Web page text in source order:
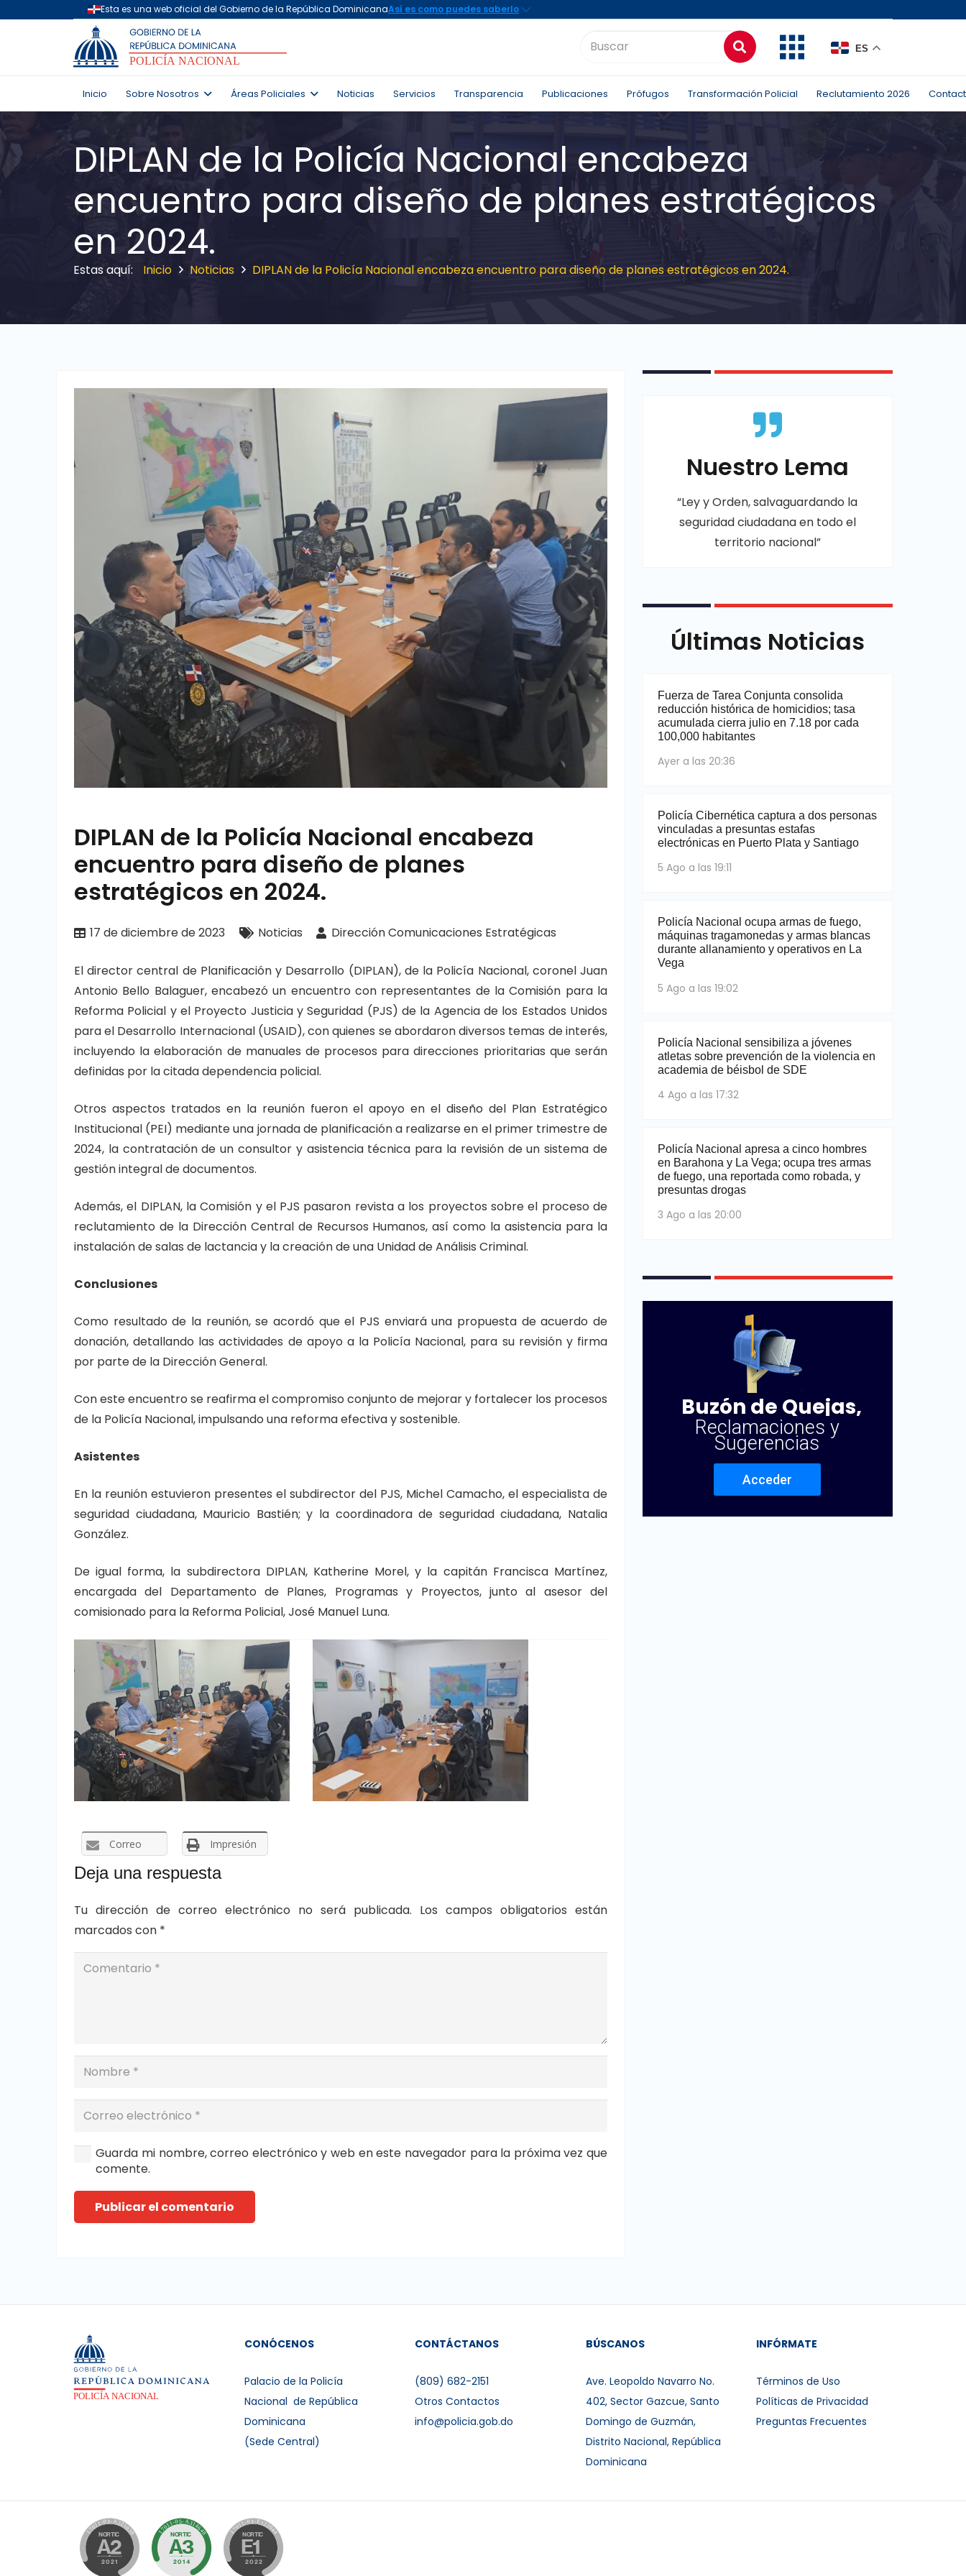
ES
Inicio Sobre Nosotros Áreas Policiales Noticias Servicios Transparencia Publicaciones Prófugos Transformación Policial Reclutamiento 2026
DIPLAN de la Policía Nacional encabeza
encuentro para diseño de planes estratégicos
en 2024.
Inicio Noticias DIPLAN de la Policía Nacional encabeza encuentro para diseño de planes estratégicos en 2024.
DIPLAN de la Policía Nacional encabeza
encuentro para diseño de planes
estratégicos en 2024.
17 de diciembre de 2023 Noticias Dirección Comunicaciones Estratégicas
El director central de Planificación y Desarrollo (DIPLAN), de la Policía Nacional, coronel Juan
Antonio Bello Balaguer, encabezó un encuentro con representantes de la Comisión para la
Reforma Policial y el Proyecto Justicia y Seguridad (PJS) de la Agencia de los Estados Unidos
para el Desarrollo Internacional (USAID), con quienes se abordaron diversos temas de interés,
incluyendo la elaboración de manuales de procesos para direcciones prioritarias que serán
definidas por la citada dependencia policial.
Otros aspectos tratados en la reunión fueron el apoyo en el diseño del Plan Estratégico
Institucional (PEI) mediante una jornada de planificación a realizarse en el primer trimestre de
2024, la contratación de un consultor y asistencia técnica para la revisión de un sistema de
gestión integral de documentos.
Además, el DIPLAN, la Comisión y el PJS pasaron revista a los proyectos sobre el proceso de
reclutamiento de la Dirección Central de Recursos Humanos, así como la asistencia para la
instalación de salas de lactancia y la creación de una Unidad de Análisis Criminal.
Conclusiones
Como resultado de la reunión, se acordó que el PJS enviará una propuesta de acuerdo de
donación, detallando las actividades de apoyo a la Policía Nacional, para su revisión y firma
por parte de la Dirección General.
Con este encuentro se reafirma el compromiso conjunto de mejorar y fortalecer los procesos
de la Policía Nacional, impulsando una reforma efectiva y sostenible.
Asistentes
En la reunión estuvieron presentes el subdirector del PJS, Michel Camacho, el especialista de
seguridad ciudadana, Mauricio Bastién; y la coordinadora de seguridad ciudadana, Natalia
González.
De igual forma, la subdirectora DIPLAN, Katherine Morel, y la capitán Francisca Martínez,
encargada del Departamento de Planes, Programas y Proyectos, junto al asesor del
comisionado para la Reforma Policial, José Manuel Luna.
Correo Impresión
Deja una respuesta
Tu dirección de correo electrónico no será publicada. Los campos obligatorios están
marcados con *
Guarda mi nombre, correo electrónico y web en este navegador para la próxima vez que
comente.
Publicar el comentario
Nuestro Lema
“Ley y Orden, salvaguardando la
seguridad ciudadana en todo el
territorio nacional”
Últimas Noticias
Fuerza de Tarea Conjunta consolida
reducción histórica de homicidios; tasa
acumulada cierra julio en 7.18 por cada
100,000 habitantes
Ayer a las 20:36
Policía Cibernética captura a dos personas
vinculadas a presuntas estafas
electrónicas en Puerto Plata y Santiago
5 Ago a las 19:11
Policía Nacional ocupa armas de fuego,
máquinas tragamonedas y armas blancas
durante allanamiento y operativos en La
Vega
5 Ago a las 19:02
Policía Nacional sensibiliza a jóvenes
atletas sobre prevención de la violencia en
academia de béisbol de SDE
4 Ago a las 17:32
Policía Nacional apresa a cinco hombres
en Barahona y La Vega; ocupa tres armas
de fuego, una reportada como robada, y
presuntas drogas
3 Ago a las 20:00
Buzón de Quejas,
Reclamaciones y
Sugerencias
Acceder
CONÓCENOS
Palacio de la Policía
Nacional de República
Dominicana
(Sede Central)
CONTÁCTANOS
(809) 682-2151
Otros Contactos
info@policia.gob.do
BÚSCANOS
Ave. Leopoldo Navarro No.
402, Sector Gazcue, Santo
Domingo de Guzmán,
Distrito Nacional, República
Dominicana
INFÓRMATE
Términos de Uso
Políticas de Privacidad
Preguntas Frecuentes